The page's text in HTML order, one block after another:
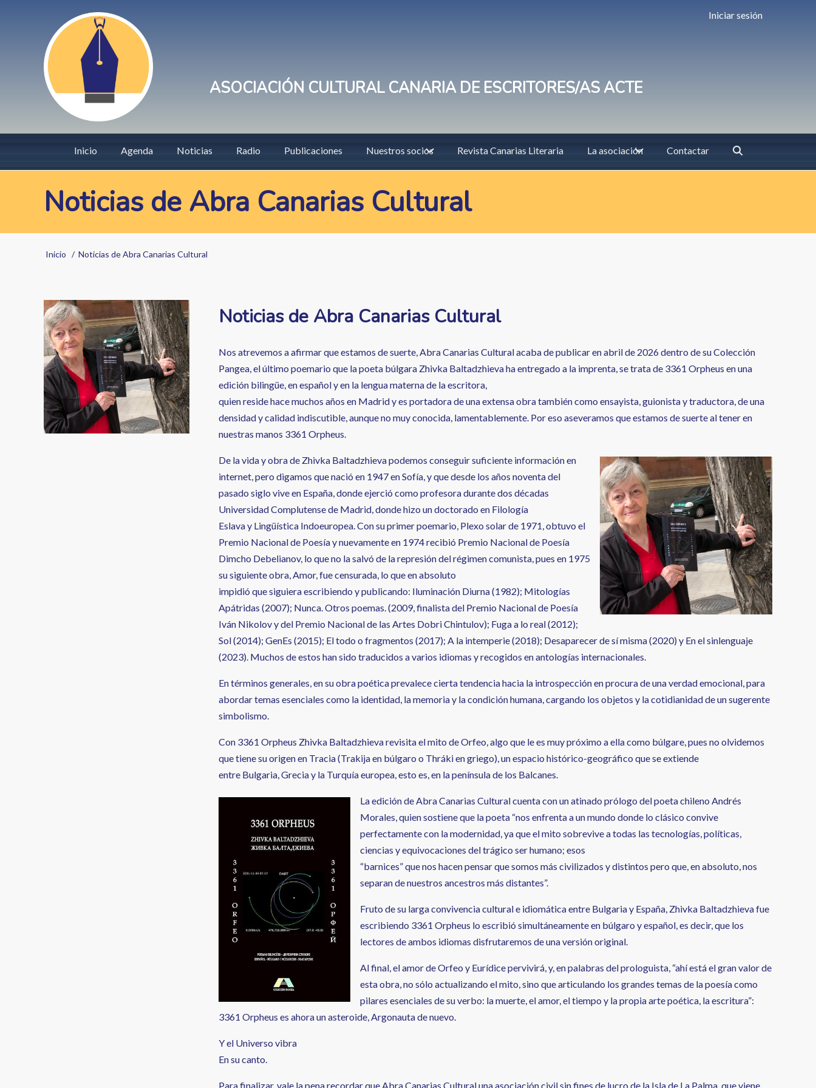
User
account
menu
Iniciar sesión
ASOCIACIÓN CULTURAL CANARIA DE ESCRITORES/AS ACTE
Main
navigation
Inicio Agenda Noticias Radio Publicaciones Nuestros socios Revista Canarias Literaria La asociación Contactar
Noticias de Abra Canarias Cultural
Sobrescribir
de
ayuda
a
la
navegación
Inicio Noticias de Abra Canarias Cultural
Image Noticias de Abra Canarias Cultural
Nos atrevemos a afirmar que estamos de suerte, Abra Canarias Cultural acaba de publicar en abril de 2026 dentro de su Colección
Pangea, el último poemario que la poeta búlgara Zhivka Baltadzhieva ha entregado a la imprenta, se trata de 3361 Orpheus en una
edición bilingüe, en español y en la lengua materna de la escritora,
quien reside hace muchos años en Madrid y es portadora de una extensa obra también como ensayista, guionista y traductora, de una
densidad y calidad indiscutible, aunque no muy conocida, lamentablemente. Por eso aseveramos que estamos de suerte al tener en
nuestras manos 3361 Orpheus.
De la vida y obra de Zhivka Baltadzhieva podemos conseguir suficiente información en
internet, pero digamos que nació en 1947 en Sofía, y que desde los años noventa del
pasado siglo vive en España, donde ejerció como profesora durante dos décadas
Universidad Complutense de Madrid, donde hizo un doctorado en Filología
Eslava y Lingüística Indoeuropea. Con su primer poemario, Plexo solar de 1971, obtuvo el
Premio Nacional de Poesía y nuevamente en 1974 recibió Premio Nacional de Poesía
Dimcho Debelianov, lo que no la salvó de la represión del régimen comunista, pues en 1975
su siguiente obra, Amor, fue censurada, lo que en absoluto
impidió que siguiera escribiendo y publicando: Iluminación Diurna (1982); Mitologías
Apátridas (2007); Nunca. Otros poemas. (2009, finalista del Premio Nacional de Poesía
Iván Nikolov y del Premio Nacional de las Artes Dobri Chintulov); Fuga a lo real (2012);
Sol (2014); GenEs (2015); El todo o fragmentos (2017); A la intemperie (2018); Desaparecer de sí misma (2020) y En el sinlenguaje
(2023). Muchos de estos han sido traducidos a varios idiomas y recogidos en antologías internacionales.
En términos generales, en su obra poética prevalece cierta tendencia hacia la introspección en procura de una verdad emocional, para
abordar temas esenciales como la identidad, la memoria y la condición humana, cargando los objetos y la cotidianidad de un sugerente
simbolismo.
Con 3361 Orpheus Zhivka Baltadzhieva revisita el mito de Orfeo, algo que le es muy próximo a ella como búlgare, pues no olvidemos
que tiene su origen en Tracia (Trakija en búlgaro o Thráki en griego), un espacio histórico-geográfico que se extiende
entre Bulgaria, Grecia y la Turquía europea, esto es, en la península de los Balcanes.
La edición de Abra Canarias Cultural cuenta con un atinado prólogo del poeta chileno Andrés
Morales, quien sostiene que la poeta “nos enfrenta a un mundo donde lo clásico convive
perfectamente con la modernidad, ya que el mito sobrevive a todas las tecnologías, políticas,
ciencias y equivocaciones del trágico ser humano; esos
“barnices” que nos hacen pensar que somos más civilizados y distintos pero que, en absoluto, nos
separan de nuestros ancestros más distantes”.
Fruto de su larga convivencia cultural e idiomática entre Bulgaria y España, Zhivka Baltadzhieva fue
escribiendo 3361 Orpheus lo escribió simultáneamente en búlgaro y español, es decir, que los
lectores de ambos idiomas disfrutaremos de una versión original.
Al final, el amor de Orfeo y Eurídice pervivirá, y, en palabras del prologuista, “ahí está el gran valor de
esta obra, no sólo actualizando el mito, sino que articulando los grandes temas de la poesía como
pilares esenciales de su verbo: la muerte, el amor, el tiempo y la propia arte poética, la escritura”:
3361 Orpheus es ahora un asteroide, Argonauta de nuevo.
Y el Universo vibra
En su canto.
Para finalizar, vale la pena recordar que Abra Canarias Cultural una asociación civil sin fines de lucro de la Isla de La Palma, que viene